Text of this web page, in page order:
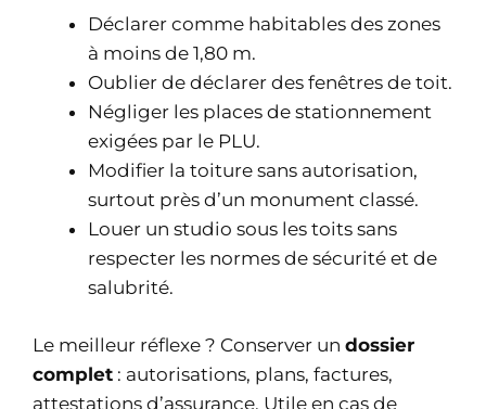
Déclarer comme habitables des zones
à moins de 1,80 m.
Oublier de déclarer des fenêtres de toit.
Négliger les places de stationnement
exigées par le PLU.
Modifier la toiture sans autorisation,
surtout près d’un monument classé.
Louer un studio sous les toits sans
respecter les normes de sécurité et de
salubrité.
Le meilleur réflexe ? Conserver un dossier
complet : autorisations, plans, factures,
attestations d’assurance. Utile en cas de